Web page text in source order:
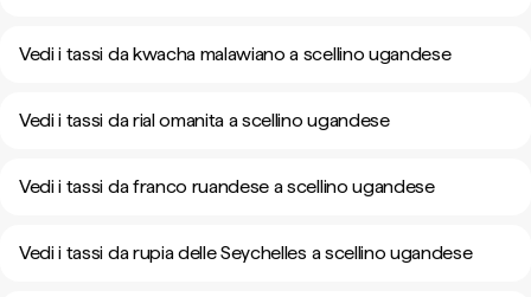
Vedi i tassi da kwacha malawiano a scellino ugandese
Vedi i tassi da rial omanita a scellino ugandese
Vedi i tassi da franco ruandese a scellino ugandese
Vedi i tassi da rupia delle Seychelles a scellino ugandese